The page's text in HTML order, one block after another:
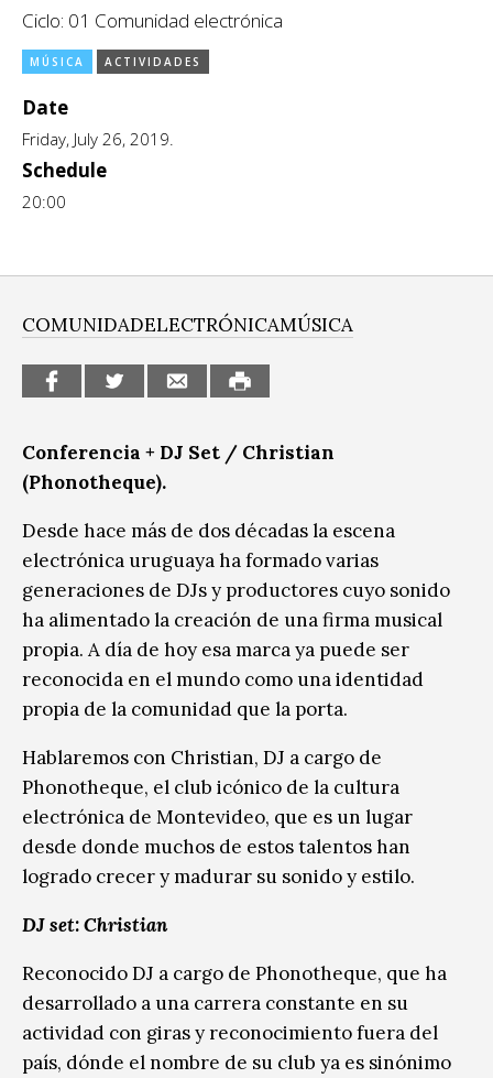
CCE en el interior/libros
Espacio itinerante de lectura infantil
Género y Diversidad
Infantil y Juvenil
Música
Sin categoría
Ciclo: 01 Comunidad electrónica
MÚSICA ACTIVIDADES
Date
Friday, July 26, 2019.
Schedule
20:00
Conferencia + DJ Set / Christian
(Phonotheque).
Desde hace más de dos décadas la escena
electrónica uruguaya ha formado varias
generaciones de DJs y productores cuyo sonido
ha alimentado la creación de una firma musical
propia. A día de hoy esa marca ya puede ser
reconocida en el mundo como una identidad
propia de la comunidad que la porta.
Hablaremos con Christian, DJ a cargo de
Phonotheque, el club icónico de la cultura
electrónica de Montevideo, que es un lugar
desde donde muchos de estos talentos han
logrado crecer y madurar su sonido y estilo.
DJ set: Christian
Reconocido DJ a cargo de Phonotheque, que ha
desarrollado a una carrera constante en su
actividad con giras y reconocimiento fuera del
país, dónde el nombre de su club ya es sinónimo
COMUNIDADELECTRÓNICAMÚSICA